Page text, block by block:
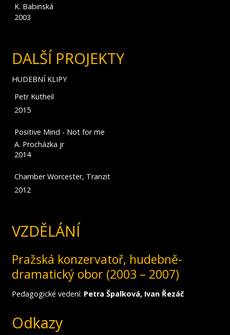
K. Babinská
2003
DALŠÍ PROJEKTY
HUDEBNÍ KLIPY
Petr Kutheil
2015
Positive Mind - Not for me
A. Procházka jr
2014
Chamber Worcester, Tranzit
2012
VZDĚLÁNÍ
Pražská konzervatoř, hudebně-
dramatický obor (2003 – 2007)
Pedagogické vedení: Petra Špalková, Ivan Řezáč
Odkazy